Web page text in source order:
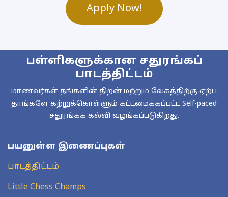
Apply Now!
பயனுள்ள இணைப்புகள்
பாடத்திட்டம்
Little Chess Champs
பள்ளிகளுக்கான சதுரங்கப்
பாடத்திட்டம்
மாணவர்கள் தங்களின் திறன் மற்றும் வேகத்திற்கு ஏற்ப
தாங்களே கற்றுக்கொள்ளும் கட்டமைக்கப்பட்ட Self-paced
சதுரங்கக் கல்வி வழங்கப்படுகிறது.